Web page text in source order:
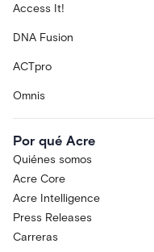
Access It!
DNA Fusion
ACTpro
Omnis
Por qué Acre
Quiénes somos
Acre Core
Acre Intelligence
Press Releases
Carreras